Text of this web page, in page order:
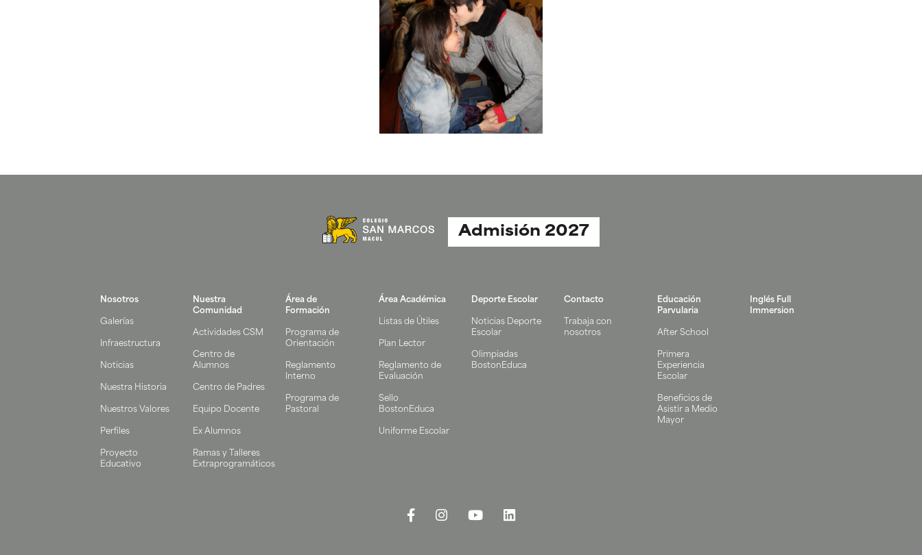
Admisión 2027
Nosotros
Galerías
Infraestructura
Noticias
Nuestra Historia
Nuestros Valores
Perfiles
Proyecto
Educativo
Nuestra
Comunidad
Actividades CSM
Centro de
Alumnos
Centro de Padres
Equipo Docente
Ex Alumnos
Ramas y Talleres
Extraprogramáticos
Área de
Formación
Programa de
Orientación
Reglamento
Interno
Programa de
Pastoral
Área Académica
Listas de Útiles
Plan Lector
Reglamento de
Evaluación
Sello
BostonEduca
Uniforme Escolar
Deporte Escolar
Noticias Deporte
Escolar
Olimpiadas
BostonEduca
Contacto
Trabaja con
nosotros
Educación
Parvularia
After School
Primera
Experiencia
Escolar
Beneficios de
Asistir a Medio
Mayor
Inglés Full
Immersion